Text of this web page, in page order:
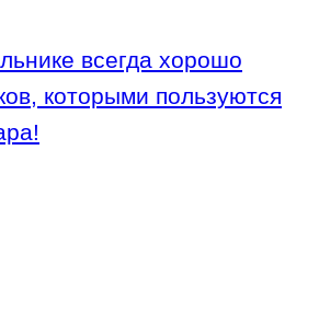
всегда хорошо
которыми пользуются